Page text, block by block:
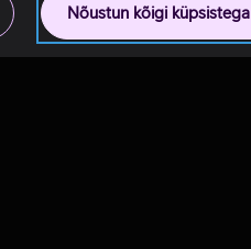
Nõustun kõigi küpsistega